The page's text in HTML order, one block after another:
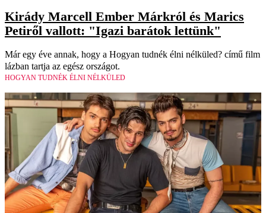
Kirády Marcell Ember Márkról és Marics
Petiről vallott: "Igazi barátok lettünk"
Már egy éve annak, hogy a Hogyan tudnék élni nélküled? című film
lázban tartja az egész országot.
HOGYAN TUDNÉK ÉLNI NÉLKÜLED